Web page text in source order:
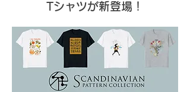
Tシャツが新登場！